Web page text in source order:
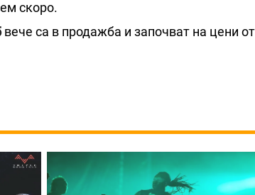
скоро.
вече са в продажба и започват на цени